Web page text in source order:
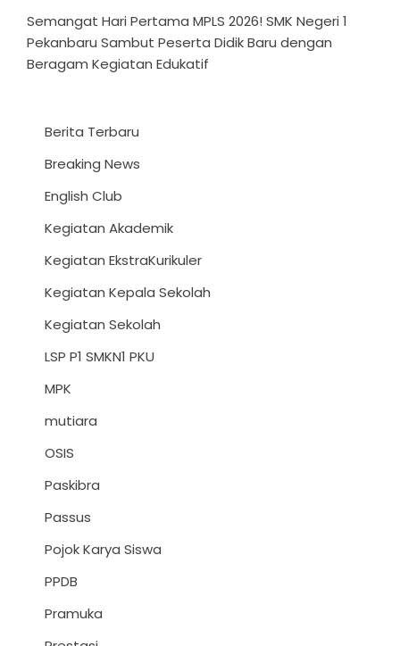
Semangat Hari Pertama MPLS 2026! SMK Negeri 1
Pekanbaru Sambut Peserta Didik Baru dengan
Beragam Kegiatan Edukatif
Berita Terbaru
Breaking News
English Club
Kegiatan Akademik
Kegiatan EkstraKurikuler
Kegiatan Kepala Sekolah
Kegiatan Sekolah
LSP P1 SMKN1 PKU
MPK
mutiara
OSIS
Paskibra
Passus
Pojok Karya Siswa
PPDB
Pramuka